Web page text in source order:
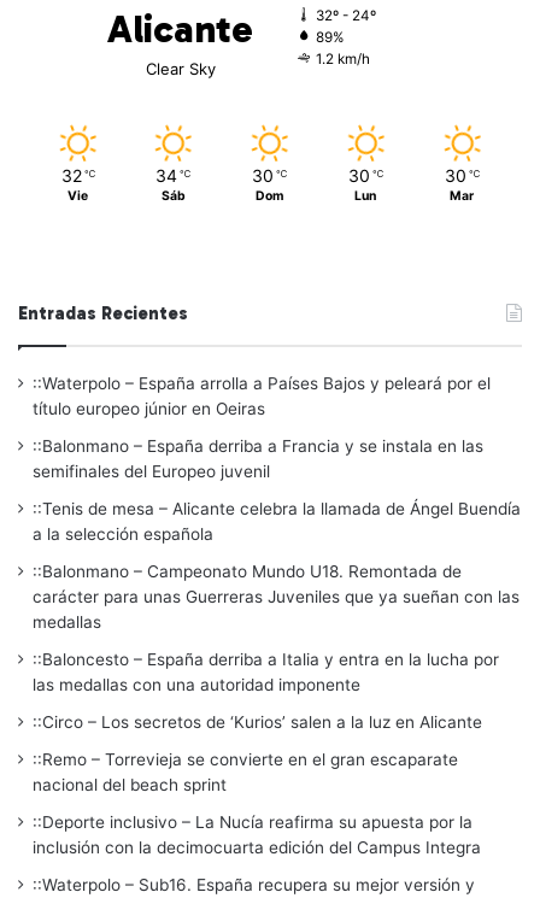
Alicante
Clear Sky
32º - 24º
89%
1.2 km/h
32 ℃
Vie
34 ℃
Sáb
30 ℃
Dom
30 ℃
Lun
30 ℃
Mar
Entradas Recientes
::Waterpolo – España arrolla a Países Bajos y peleará por el
título europeo júnior en Oeiras
::Balonmano – España derriba a Francia y se instala en las
semifinales del Europeo juvenil
::Tenis de mesa – Alicante celebra la llamada de Ángel Buendía
a la selección española
::Balonmano – Campeonato Mundo U18. Remontada de
carácter para unas Guerreras Juveniles que ya sueñan con las
medallas
::Baloncesto – España derriba a Italia y entra en la lucha por
las medallas con una autoridad imponente
::Circo – Los secretos de ‘Kurios’ salen a la luz en Alicante
::Remo – Torrevieja se convierte en el gran escaparate
nacional del beach sprint
::Deporte inclusivo – La Nucía reafirma su apuesta por la
inclusión con la decimocuarta edición del Campus Integra
::Waterpolo – Sub16. España recupera su mejor versión y